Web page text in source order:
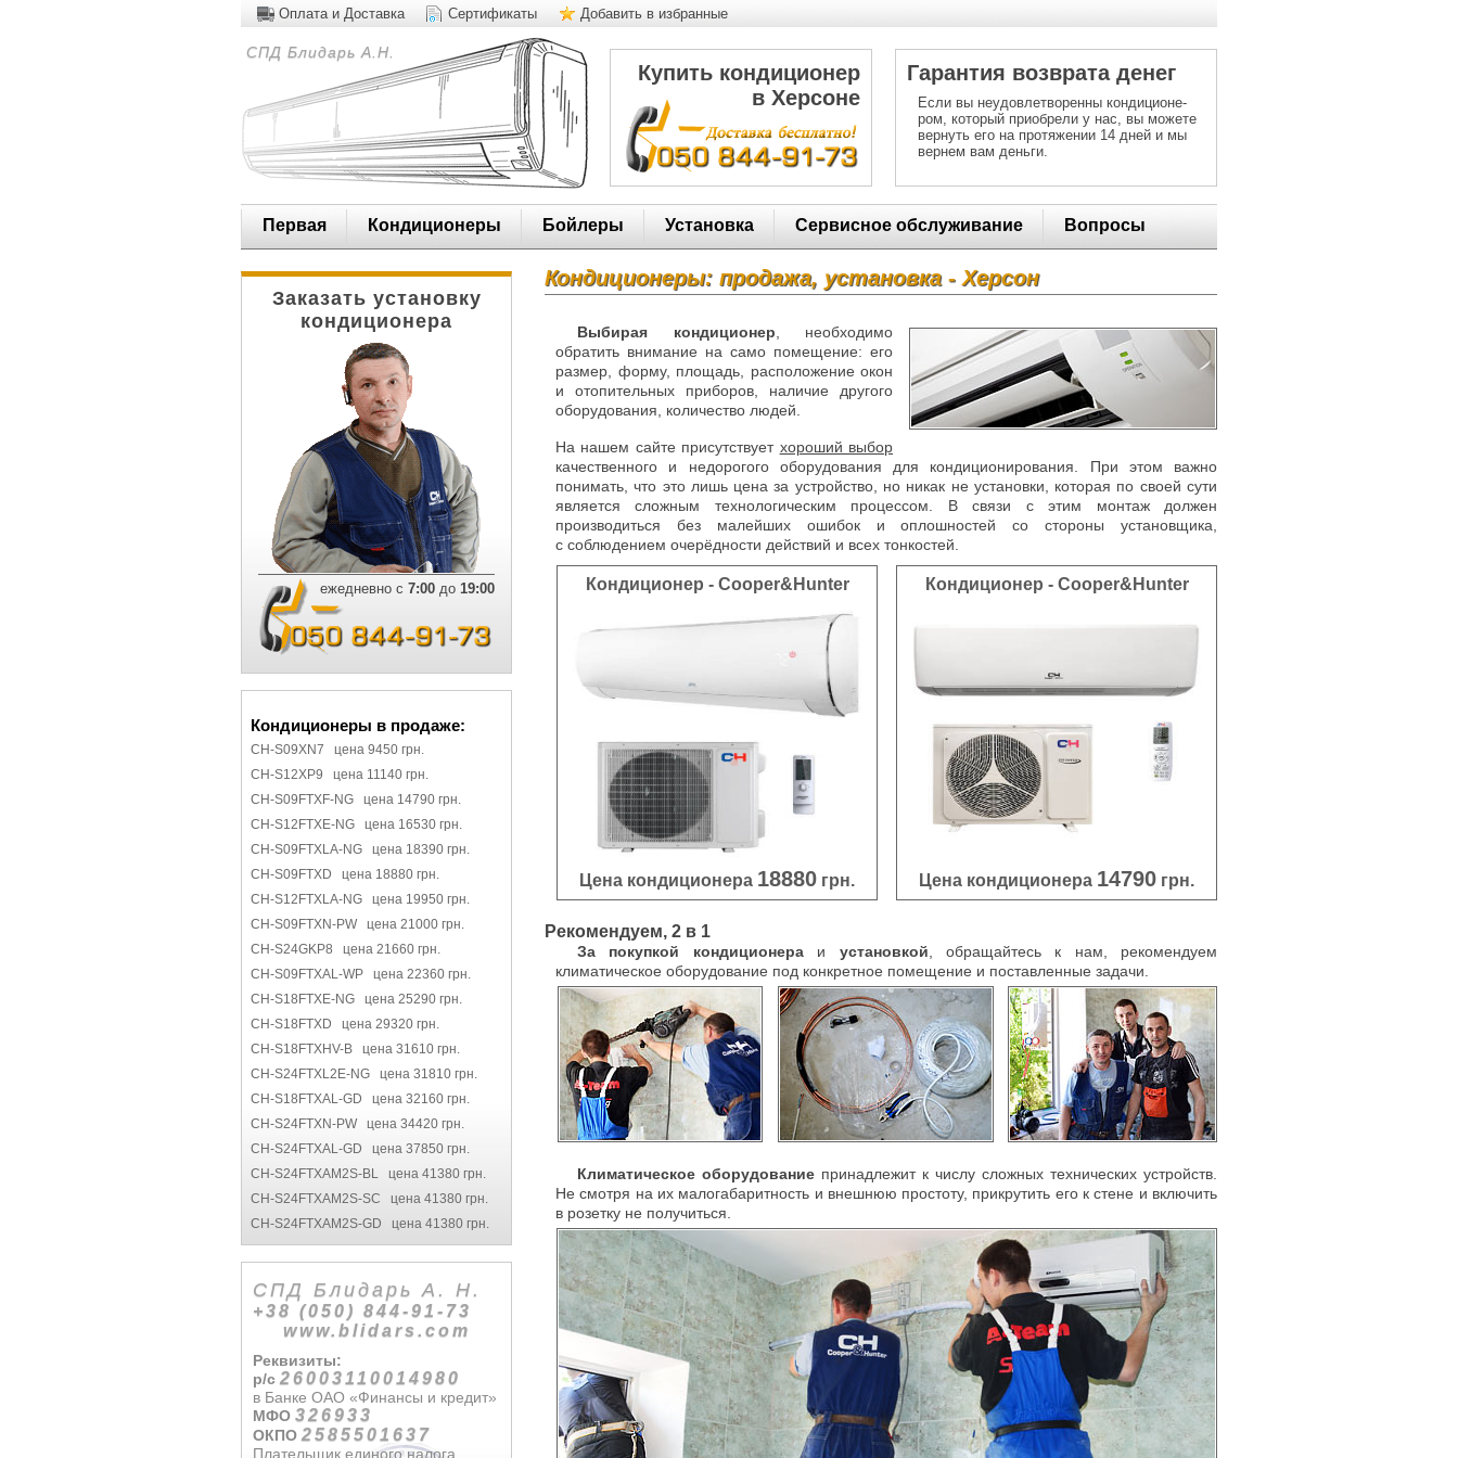
Оплата и Доставка Сертификаты Добавить в избранные
СПД Блидарь А.Н.
Купить кондиционер
в Херсоне
Гарантия возврата денег
Если вы неудовлетворенны кондиционе-
ром, который приобрели у нас, вы можете
вернуть его на протяжении 14 дней и мы
вернем вам деньги.
Первая Кондиционеры Бойлеры Установка Сервисное обслуживание Вопросы
Заказать установку
кондиционера
ежедневно с 7:00 до 19:00
Кондиционеры в продаже:
CH-S09XN7 цена 9450 грн.
CH-S12XP9 цена 11140 грн.
CH-S09FTXF-NG цена 14790 грн.
CH-S12FTXE-NG цена 16530 грн.
CH-S09FTXLA-NG цена 18390 грн.
CH-S09FTXD цена 18880 грн.
CH-S12FTXLA-NG цена 19950 грн.
CH-S09FTXN-PW цена 21000 грн.
CH-S24GKP8 цена 21660 грн.
CH-S09FTXAL-WP цена 22360 грн.
CH-S18FTXE-NG цена 25290 грн.
CH-S18FTXD цена 29320 грн.
CH-S18FTXHV-B цена 31610 грн.
CH-S24FTXL2E-NG цена 31810 грн.
CH-S18FTXAL-GD цена 32160 грн.
CH-S24FTXN-PW цена 34420 грн.
CH-S24FTXAL-GD цена 37850 грн.
CH-S24FTXAM2S-BL цена 41380 грн.
CH-S24FTXAM2S-SC цена 41380 грн.
CH-S24FTXAM2S-GD цена 41380 грн.
СПД Блидарь А. Н.
+38 (050) 844-91-73
www.blidars.com
Реквизиты:
р/с 26003110014980
в Банке ОАО «Финансы и кредит»
МФО 326933
ОКПО 2585501637
Плательщик единого налога
Кондиционеры: продажа, установка - Херсон
Выбирая кондиционер , необходимо
обратить внимание на само помещение: его
размер, форму, площадь, расположение окон
и отопительных приборов, наличие другого
оборудования, количество людей.
На нашем сайте присутствует хороший выбор
качественного и недорогого оборудования для кондиционирования. При этом важно
понимать, что это лишь цена за устройство, но никак не установки, которая по своей сути
является сложным технологическим процессом. В связи с этим монтаж должен
производиться без малейших ошибок и оплошностей со стороны установщика,
с соблюдением очерёдности действий и всех тонкостей.
Кондиционер - Cooper&Hunter
Цена кондиционера 18880 грн.
Кондиционер - Cooper&Hunter
Цена кондиционера 14790 грн.
Рекомендуем, 2 в 1
За покупкой кондиционераи установкой , обращайтесь к нам, рекомендуем
климатическое оборудование под конкретное помещение и поставленные задачи.
Климатическое оборудование принадлежит к числу сложных технических устройств.
Не смотря на их малогабаритность и внешнюю простоту, прикрутить его к стене и включить
в розетку не получиться.